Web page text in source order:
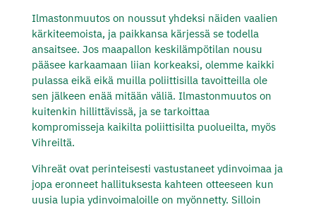
Ilmastonmuutos on noussut yhdeksi näiden vaalien
kärkiteemoista, ja paikkansa kärjessä se todella
ansaitsee. Jos maapallon keskilämpötilan nousu
pääsee karkaamaan liian korkeaksi, olemme kaikki
pulassa eikä eikä muilla poliittisilla tavoitteilla ole
sen jälkeen enää mitään väliä. Ilmastonmuutos on
kuitenkin hillittävissä, ja se tarkoittaa
kompromisseja kaikilta poliittisilta puolueilta, myös
Vihreiltä.
Vihreät ovat perinteisesti vastustaneet ydinvoimaa ja
jopa eronneet hallituksesta kahteen otteeseen kun
uusia lupia ydinvoimaloille on myönnetty. Silloin